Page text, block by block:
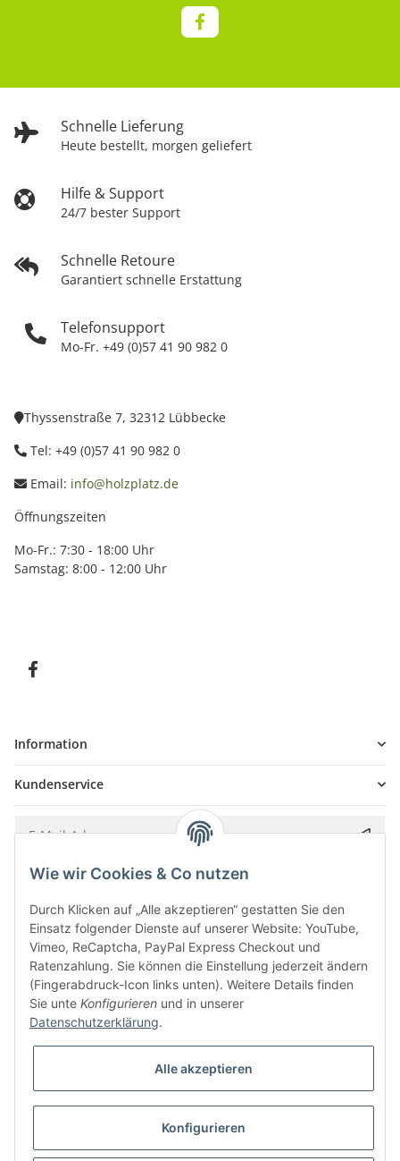
Schnelle Lieferung
Heute bestellt, morgen geliefert
Hilfe & Support
24/7 bester Support
Schnelle Retoure
Garantiert schnelle Erstattung
Telefonsupport
Mo-Fr. +49 (0)57 41 90 982 0
Thyssenstraße 7, 32312 Lübbecke
Tel: +49 (0)57 41 90 982 0
Email: info@holzplatz.de
Öffnungszeiten
Mo-Fr.: 7:30 - 18:00 Uhr
Samstag: 8:00 - 12:00 Uhr
Information
Kundenservice
Bitte senden Sie mir entsprechend IhrerDatenschutzerklärung
* Alle Preise inkl. gesetzlicher USt., zzgl.
Besucherzähler: 5842193
Wie wir Cookies & Co nutzen
Durch Klicken auf „Alle akzeptieren“ gestatten Sie den
Einsatz folgender Dienste auf unserer Website: YouTube,
Vimeo, ReCaptcha, PayPal Express Checkout und
Ratenzahlung. Sie können die Einstellung jederzeit ändern
(Fingerabdruck-Icon links unten). Weitere Details finden
Sie unte Konfigurieren und in unserer
Datenschutzerklärung.
Alle akzeptieren
Konfigurieren